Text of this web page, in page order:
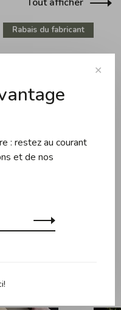
Rabais du fabricant
Staub
Staub - Plaque de
5
✕
: restez au courant
et de nos